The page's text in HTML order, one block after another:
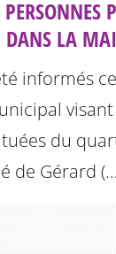
LA
informés
du
de Gérard